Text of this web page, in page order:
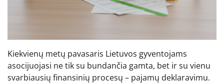
Kiekvienų metų pavasaris Lietuvos gyventojams
asocijuojasi ne tik su bundančia gamta, bet ir su vienu
svarbiausių finansinių procesų – pajamų deklaravimu.